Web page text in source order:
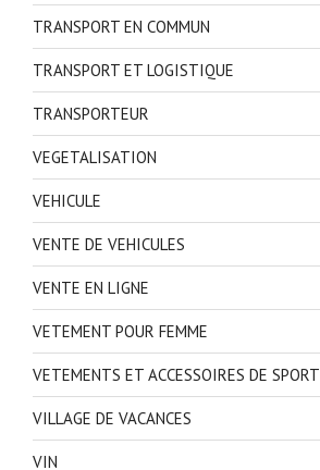
TRANSPORT EN COMMUN
TRANSPORT ET LOGISTIQUE
TRANSPORTEUR
VEGETALISATION
VEHICULE
VENTE DE VEHICULES
VENTE EN LIGNE
VETEMENT POUR FEMME
VETEMENTS ET ACCESSOIRES DE SPORT
VILLAGE DE VACANCES
VIN